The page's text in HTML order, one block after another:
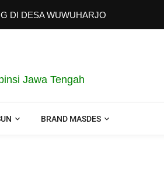
DESA WUWUHARJO
Jawa Tengah
BRAND MASDES